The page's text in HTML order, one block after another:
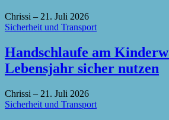
Chrissi – 21. Juli 2026
Sicherheit und Transport
Handschlaufe am
Lebensjahr sicher nutzen
Chrissi – 21. Juli 2026
Sicherheit und Transport